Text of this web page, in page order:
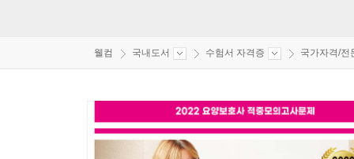
웰컴 국내도서 수험서 자격증 국가자격/전